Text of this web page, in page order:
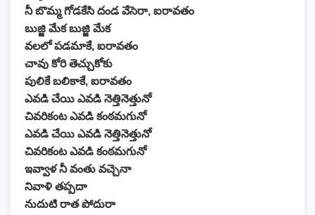
నీ బొమ్మ గోడకేసి దండ వేసెరా, ఐరావతం
బుజ్జి మేక బుజ్జి మేక
వలలో పడమాకే, ఐరావతం
చావు కోరి తెచ్చుకోకు
పులికే బలికాకే, ఐరావతం
ఎవడి చేయి ఎవడి నెత్తినెత్తునో
చివరికంట ఎవడి కంఠమగునో
ఎవడి చేయి ఎవడి నెత్తినెత్తునో
చివరికంట ఎవడి కంఠమగునో
ఇవ్వాళ నీ వంతు వచ్చెనా
నివాళి తప్పదా
నుదుటి రాత పోదురా